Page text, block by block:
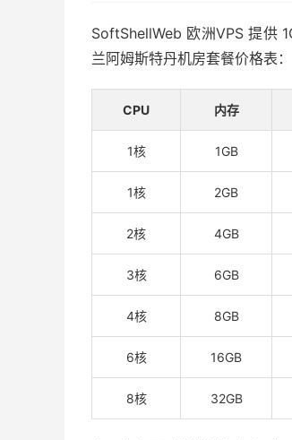
SoftShellWeb 欧洲VPS 提供
兰阿姆斯特丹机房套餐价格表：
CPU 内存
1核 1GB
1核 2GB
2核 4GB
3核 6GB
4核 8GB
6核 16GB
8核 32GB